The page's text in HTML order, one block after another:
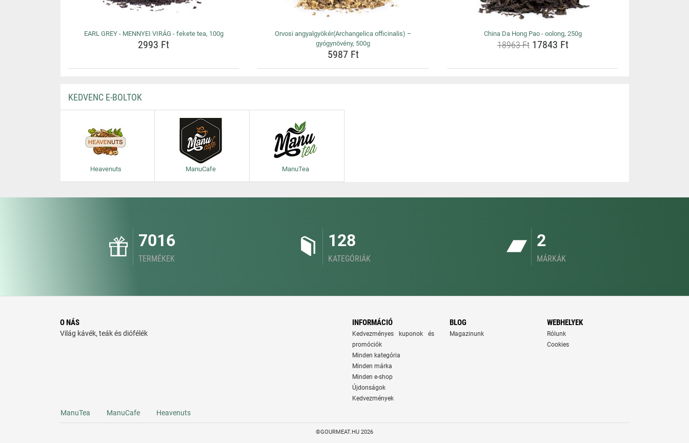
EARL GREY - MENNYEI VIRÁG - fekete tea, 100g
2993 Ft
Orvosi angyalgyökér(Archangelica officinalis) –
gyógynövény, 500g
5987 Ft
China Da Hong Pao - oolong, 250g
18963 Ft17843 Ft
KEDVENC E-BOLTOK
Heavenuts ManuCafe ManuTea
7016
TERMÉKEK
128
KATEGÓRIÁK
2
MÁRKÁK
O NÁS
Világ kávék, teák és diófélék
INFORMÁCIÓ
Kedvezményes kuponok és
promóciók
Minden kategória
Minden márka
Minden e-shop
Újdonságok
Kedvezmények
BLOG
Magazinunk
WEBHELYEK
Rólunk
Cookies
ManuTea ManuCafe Heavenuts
©GOURMEAT.HU 2026